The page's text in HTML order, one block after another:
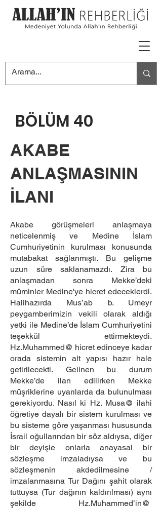
BÖLÜM 40
AKABE
ANLAŞMASININ
İLANI
Akabe görüşmeleri anlaşmaya
neticelenmiş ve Medine İslam
Cumhuriyetinin kurulması konusunda
mutabakat sağlanmıştı. Bu gelişme
uzun süre saklanamazdı. Zira bu
anlaşmadan sonra Mekke’deki
müminler Medine'ye hicret edeceklerdi.
Halihazırda Mus’ab b. Umeyr
peygamberimizin vekili olarak aldığı
yetki ile Medine’de İslam Cumhuriyetini
teşekkül ettirmekteydi.
Hz.Muhammed@ hicret edinceye kadar
orada sistemin alt yapısı hazır hale
getirilecekti. Gelinen bu durum
Mekke’de ilan edilirken Mekke
müşriklerine uyarılarda da bulunulması
gerekiyordu. Nasıl ki Hz. Musa@ ilahi
öğretiye dayalı bir sistem kurulması ve
bu sisteme göre yaşanması hususunda
İsrail oğullarından bir söz aldıysa, diğer
bir deyişle onlarla anayasal bir
sözleşme imzaladıysa ve bu
sözleşmenin akdedilmesine /
imzalanmasına Tur Dağını şahit olarak
tuttuysa (Tur dağının kaldırılması) aynı
şekilde Hz.Muhammed’in@